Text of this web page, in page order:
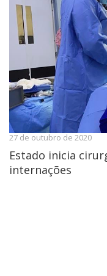
27 de outubro de 2020
Estado inicia
internações